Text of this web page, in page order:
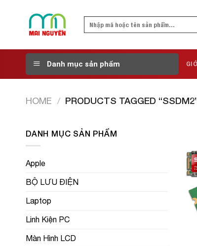
Search
Danh mục sản phẩm
HOME / PRODUCTS TAGGED
DANH MỤC SẢN PHẨM
Apple
BỘ LƯU ĐIỆN
Laptop
Linh Kiện PC
Màn Hình LCD